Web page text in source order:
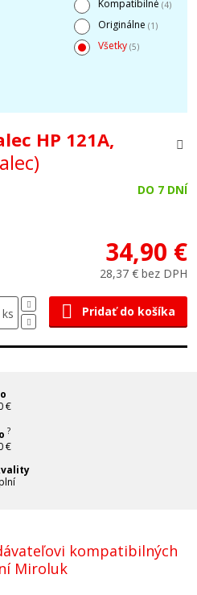
Kompatibilné (4)
Originálne (1)
Všetky (5)
HP 121A,
DO 7 DNÍ
34,90 €
28,37 € bez DPH
ks Pridať do košíka
€
?
€
kompatibilných
Miroluk